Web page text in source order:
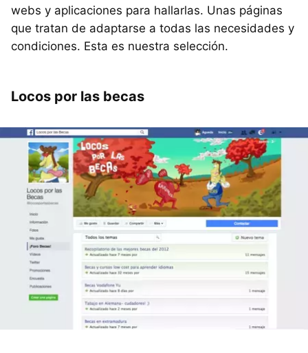
webs y aplicaciones para hallarlas. Unas páginas
que tratan de adaptarse a todas las necesidades y
condiciones. Esta es nuestra selección.
Locos por las becas